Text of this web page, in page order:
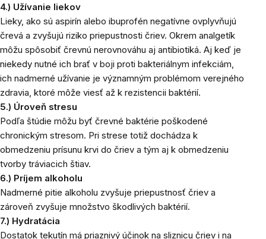
4.) Užívanie liekov
Lieky, ako sú aspirín alebo ibuprofén negatívne ovplyvňujú
črevá a zvyšujú riziko priepustnosti čriev. Okrem analgetík
môžu spôsobiť črevnú nerovnováhu aj antibiotiká. Aj keď je
niekedy nutné ich brať v boji proti bakteriálnym infekciám,
ich nadmerné užívanie je významným problémom verejného
zdravia, ktoré môže viesť až k rezistencii baktérií.
5.) Úroveň stresu
Podľa štúdie môžu byť črevné baktérie poškodené
chronickým stresom. Pri strese totiž dochádza k
obmedzeniu prísunu krvi do čriev a tým aj k obmedzeniu
tvorby tráviacich štiav.
6.) Príjem alkoholu
Nadmerné pitie alkoholu zvyšuje priepustnosť čriev a
zároveň zvyšuje množstvo škodlivých baktérií.
7.) Hydratácia
Dostatok tekutín má priaznivý účinok na sliznicu čriev i na